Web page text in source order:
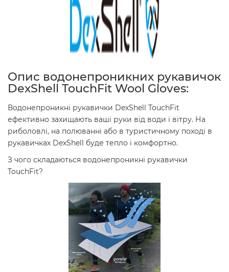
Опис водонепроникних рукавичок
DexShell TouchFit Wool Gloves:
Водонепроникні рукавички DexShell TouchFit
ефективно захищають ваші руки від води і вітру. На
риболовлі, на полюванні або в туристичному поході в
рукавичках DexShell буде тепло і комфортно.
З чого складаються водонепроникні рукавички
TouchFit?